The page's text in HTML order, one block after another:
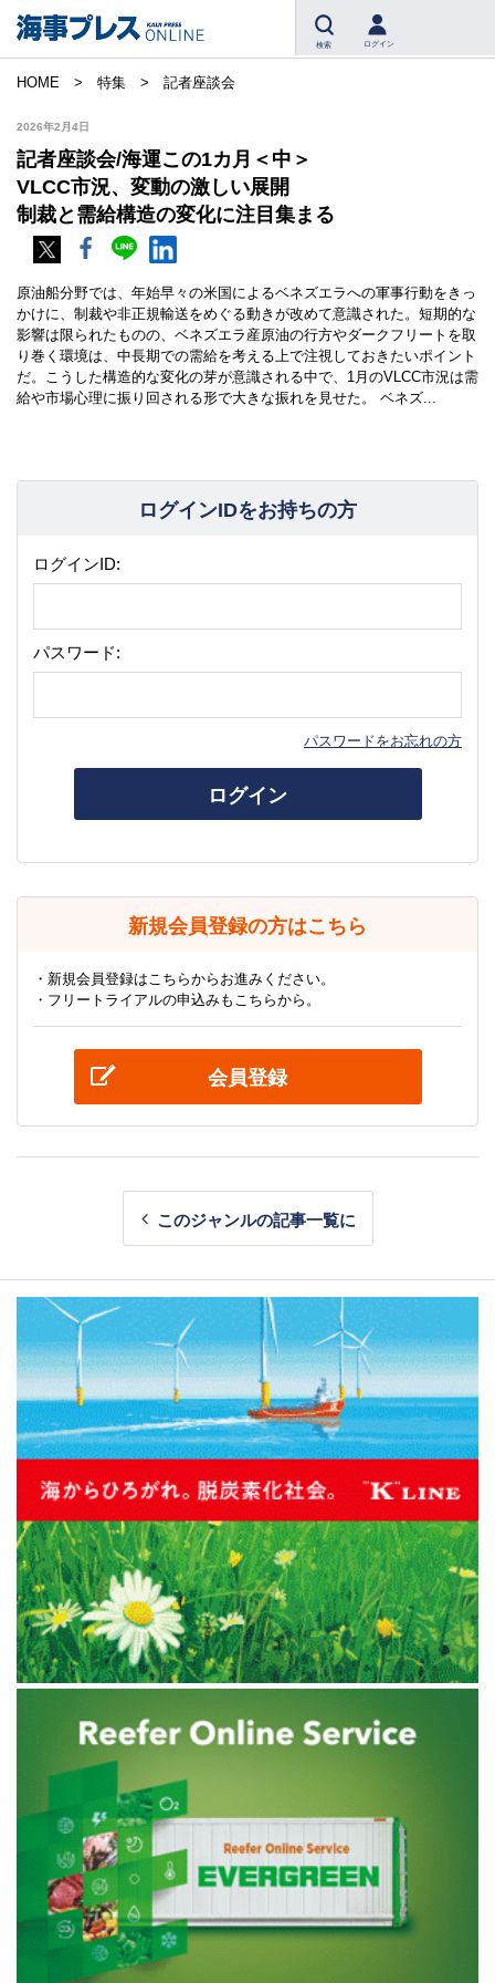
検索 ログイン
HOME 特集 記者座談会
2026年2月4日
記者座談会/海運この1カ月＜中＞
VLCC市況、変動の激しい展開
制裁と需給構造の変化に注目集まる
原油船分野では、年始早々の米国によるベネズエラへの軍事行動をきっ
かけに、制裁や非正規輸送をめぐる動きが改めて意識された。短期的な
影響は限られたものの、ベネズエラ産原油の行方やダークフリートを取
り巻く環境は、中長期での需給を考える上で注視しておきたいポイント
だ。こうした構造的な変化の芽が意識される中で、1月のVLCC市況は需
給や市場心理に振り回される形で大きな振れを見せた。 ベネズ...
ログインIDをお持ちの方
ログインID:
パスワード:
パスワードをお忘れの方
ログイン
新規会員登録の方はこちら
・新規会員登録はこちらからお進みください。
・フリートライアルの申込みもこちらから。
会員登録
このジャンルの記事一覧に